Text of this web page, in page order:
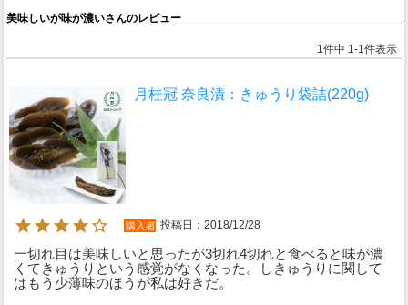
こだわりのお酒
いつものお酒
ギフトのお酒
Gekkeikan Studio
(ノンアルコール日本酒)
リキュール・梅酒ほか
ドイツビール
甘酒
奈良漬
オリジナルグッズ
京都伏見の
価格帯から選ぶ
美味しいが味が濃いさんのレビュー
1件中 1-1件表示
月桂冠 奈良漬：きゅうり袋詰(220g)
購入者 投稿日 2018/12/28
一切れ目は美味しいと思ったが3切れ4切れと食べると味が濃
くてきゅうりという感覚がなくなった。しきゅうりに関して
はもう少薄味のほうが私は好きだ。